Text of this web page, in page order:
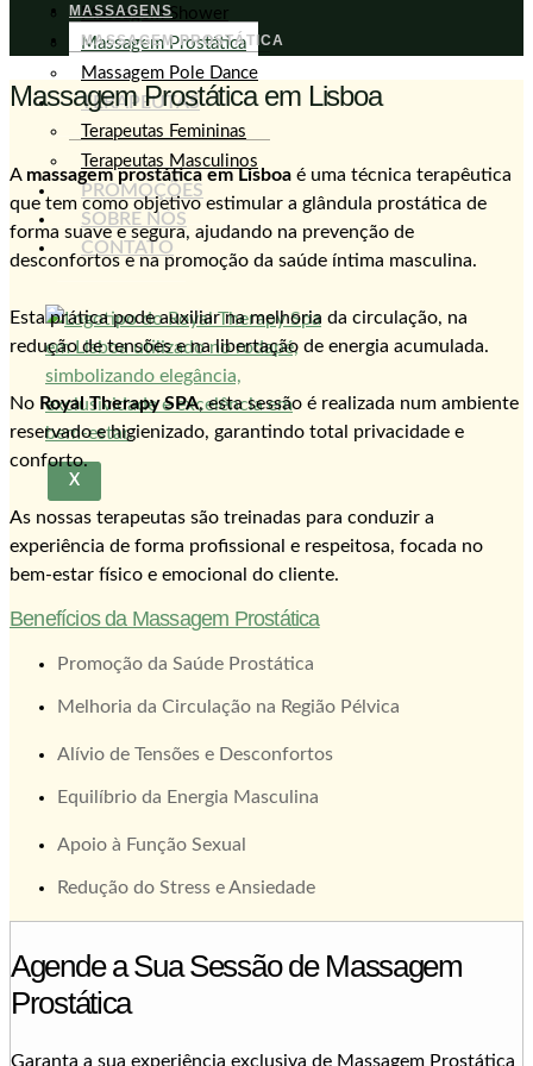
Massagem Shower
Massagem Prostática
Massagem Pole Dance
TERAPEUTAS
Terapeutas Femininas
Terapeutas Masculinos
PROMOÇÕES
SOBRE NÓS
CONTATO
X
MASSAGENS
MASSAGEM PROSTÁTICA
Massagem Prostática em Lisboa
A massagem prostática em Lisboa é uma técnica terapêutica
que tem como objetivo estimular a glândula prostática de
forma suave e segura, ajudando na prevenção de
desconfortos e na promoção da saúde íntima masculina.
Esta prática pode auxiliar na melhoria da circulação, na
redução de tensões e na libertação de energia acumulada.
No Royal Therapy SPA, esta sessão é realizada num ambiente
reservado e higienizado, garantindo total privacidade e
conforto.
As nossas terapeutas são treinadas para conduzir a
experiência de forma profissional e respeitosa, focada no
bem-estar físico e emocional do cliente.
Benefícios da Massagem Prostática
Promoção da Saúde Prostática
Melhoria da Circulação na Região Pélvica
Alívio de Tensões e Desconfortos
Equilíbrio da Energia Masculina
Apoio à Função Sexual
Redução do Stress e Ansiedade
Agende a Sua Sessão de Massagem
Prostática
Garanta a sua experiência exclusiva de Massagem Prostática